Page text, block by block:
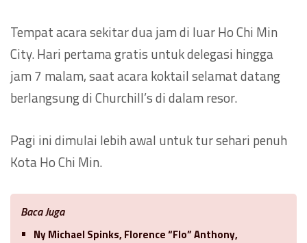
Tempat acara sekitar dua jam di luar Ho Chi Min
City. Hari pertama gratis untuk delegasi hingga
jam 7 malam, saat acara koktail selamat datang
berlangsung di Churchill’s di dalam resor.
Pagi ini dimulai lebih awal untuk tur sehari penuh
Kota Ho Chi Min.
Baca Juga
Ny Michael Spinks, Florence “Flo” Anthony,